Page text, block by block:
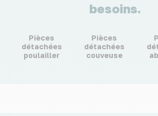
besoins.
Pièces
détachées
poulailler
Pièces
détachées
couveuse